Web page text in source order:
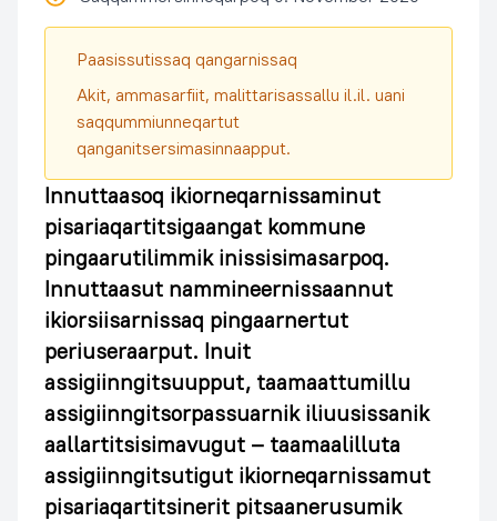
Paasissutissaq qangarnissaq
Akit, ammasarfiit, malittarisassallu il.il. uani
saqqummiunneqartut
qanganitsersimasinnaapput.
Innuttaasoq ikiorneqarnissaminut
pisariaqartitsigaangat kommune
pingaarutilimmik inissisimasarpoq.
Innuttaasut nammineernissaannut
ikiorsiisarnissaq pingaarnertut
periuseraarput. Inuit
assigiinngitsuupput, taamaattumillu
assigiinngitsorpassuarnik iliuusissanik
aallartitsisimavugut – taamaalilluta
assigiinngitsutigut ikiorneqarnissamut
pisariaqartitsinerit pitsaanerusumik